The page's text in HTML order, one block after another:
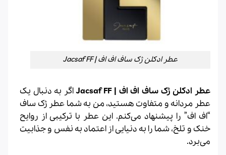
عطر ادکلن ژک ساف اف اف | Jacsaf FF
عطر ادکلن ژک ساف اف اف | Jacsaf FF
اگر به دنبال یک
عطر مردانه و متفاوت هستید، من به شما عطر ژک ساف
“اف اف” را پیشنهاد می‌کنم. این عطر با ترکیبی از روایح
خنک و تلخ، شما را به دنیایی از اعتماد به نفس و جذابیت
می‌برد.